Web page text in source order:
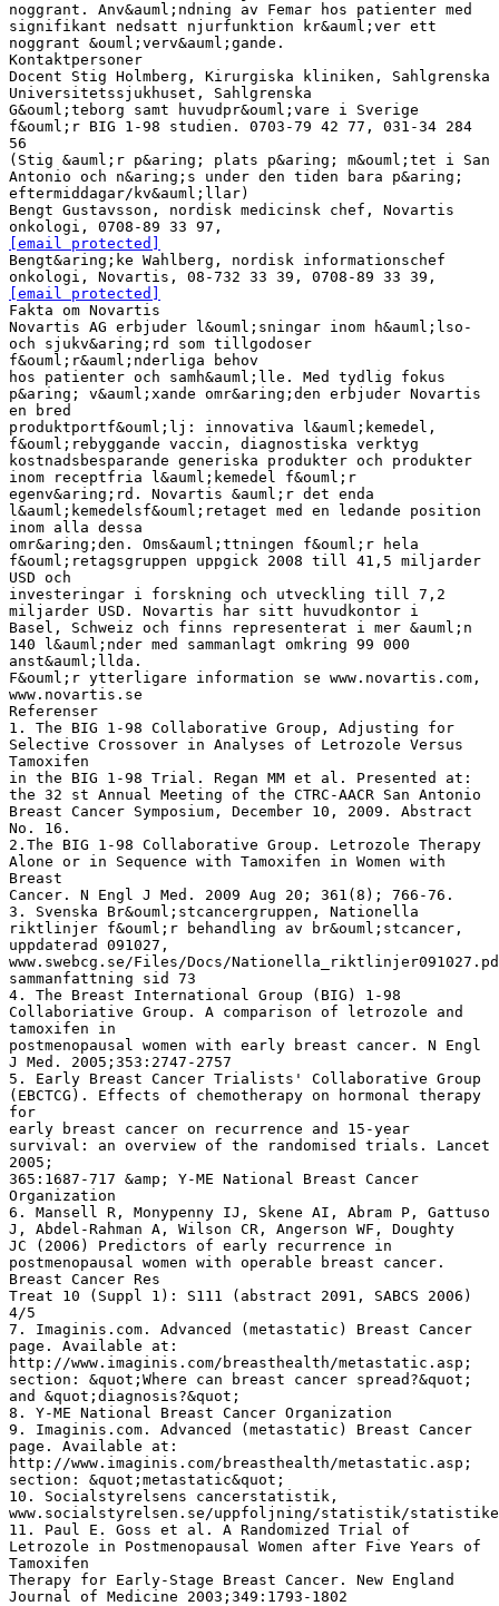
[email protected]
Bengt&aring;ke Wahlberg, nordisk informationschef
[email protected]
Fakta om Novartis
Novartis AG erbjuder l&ouml;sningar inom h&auml;lso-
och sjukv&aring;rd som tillgodoser
f&ouml;r&auml;nderliga behov
hos patienter och samh&auml;lle. Med tydlig fokus
p&aring; v&auml;xande omr&aring;den erbjuder Novartis
en bred
produktportf&ouml;lj: innovativa l&auml;kemedel,
f&ouml;rebyggande vaccin, diagnostiska verktyg
kostnadsbesparande generiska produkter och produkter
inom receptfria l&auml;kemedel f&ouml;r
egenv&aring;rd. Novartis &auml;r det enda
l&auml;kemedelsf&ouml;retaget med en ledande position
inom alla dessa
omr&aring;den. Oms&auml;ttningen f&ouml;r hela
f&ouml;retagsgruppen uppgick 2008 till 41,5 miljarder
USD och
investeringar i forskning och utveckling till 7,2
miljarder USD. Novartis har sitt huvudkontor i
Basel, Schweiz och finns representerat i mer &auml;n
140 l&auml;nder med sammanlagt omkring 99 000
anst&auml;llda.
F&ouml;r ytterligare information se www.novartis.com,
www.novartis.se
Referenser
1. The BIG 1-98 Collaborative Group, Adjusting for
Selective Crossover in Analyses of Letrozole Versus
Tamoxifen
in the BIG 1-98 Trial. Regan MM et al. Presented at:
the 32 st Annual Meeting of the CTRC-AACR San Antonio
Breast Cancer Symposium, December 10, 2009. Abstract
No. 16.
2.The BIG 1-98 Collaborative Group. Letrozole Therapy
Alone or in Sequence with Tamoxifen in Women with
Breast
Cancer. N Engl J Med. 2009 Aug 20; 361(8); 766-76.
3. Svenska Br&ouml;stcancergruppen, Nationella
riktlinjer f&ouml;r behandling av br&ouml;stcancer,
uppdaterad 091027,
www.swebcg.se/Files/Docs/
sammanfattning sid 73
4. The Breast International Group (BIG) 1-98
Collaboriative Group. A comparison of letrozole and
tamoxifen in
postmenopausal women with early breast cancer. N Engl
J Med. 2005;353:2747-2757
5. Early Breast Cancer Trialists' Collaborative Group
(EBCTCG). Effects of chemotherapy on hormonal therapy
for
early breast cancer on recurrence and 15-year
survival: an overview of the randomised trials. Lancet
2005;
365:1687-717 &amp; Y-ME National Breast Cancer
Organization
6. Mansell R, Monypenny IJ, Skene AI, Abram P, Gattuso
J, Abdel-Rahman A, Wilson CR, Angerson WF, Doughty
JC (2006) Predictors of early recurrence in
postmenopausal women with operable breast cancer.
Breast Cancer Res
Treat 10 (Suppl 1): S111 (abstract 2091, SABCS 2006)
4/5
7. Imaginis.com. Advanced (metastatic) Breast Cancer
page. Available at:
http://www.imaginis.com/breasthealth/metastatic.asp;
section: &quot;Where can breast cancer spread?&quot;
and &quot;diagnosis?&quot;
8. Y-ME National Breast Cancer Organization
9. Imaginis.com. Advanced (metastatic) Breast Cancer
page. Available at:
http://www.imaginis.com/breasthealth/metastatic.asp;
section: &quot;metastatic&quot;
10. Socialstyrelsens cancerstatistik,
www.socialstyrelsen.se/uppfoljning/statistik/
11. Paul E. Goss et al. A Randomized Trial of
Letrozole in Postmenopausal Women after Five Years of
Tamoxifen
Therapy for Early-Stage Breast Cancer. New England
Journal of Medicine 2003;349:1793-1802